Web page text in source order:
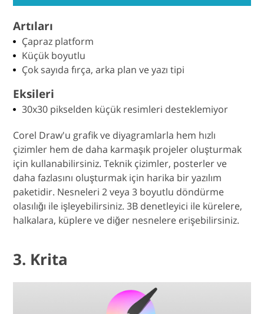
Artıları
Çapraz platform
Küçük boyutlu
Çok sayıda fırça, arka plan ve yazı tipi
Eksileri
30x30 pikselden küçük resimleri desteklemiyor
Corel Draw'u grafik ve diyagramlarla hem hızlı
çizimler hem de daha karmaşık projeler oluşturmak
için kullanabilirsiniz. Teknik çizimler, posterler ve
daha fazlasını oluşturmak için harika bir yazılım
paketidir. Nesneleri 2 veya 3 boyutlu döndürme
olasılığı ile işleyebilirsiniz. 3B denetleyici ile kürelere,
halkalara, küplere ve diğer nesnelere erişebilirsiniz.
3. Krita